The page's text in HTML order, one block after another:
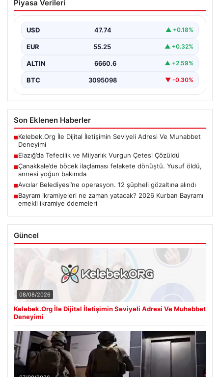
Çetesi Çözüldü
intihar mektubunda yer alan isimlerin ardından, geniş…
Piyasa Verileri
USD 47.74 ▲ +0.18%
EUR 55.25 ▲ +0.32%
ALTIN 6660.6 ▲ +2.59%
BTC 3095098 ▼ -0.30%
Son Eklenen Haberler
■Kelebek.Org İle Dijital İletişimin Seviyeli Adresi Ve Muhabbet
Deneyimi
■Elazığ’da Tefecilik ve Milyarlık Vurgun Çetesi Çözüldü
■Çanakkale’de böcek ilaçlaması felakete dönüştü. Yusuf öldü,
annesi yoğun bakımda
■Avcılar Belediyesi’ne operasyon. 12 şüpheli gözaltına alındı
■Bayram ikramiyeleri ne zaman yatacak? 2026 Kurban Bayramı
emekli ikramiye ödemeleri
Güncel
08/08/2026
Kelebek.Org İle Dijital İletişimin Seviyeli Adresi Ve Muhabbet
Deneyimi